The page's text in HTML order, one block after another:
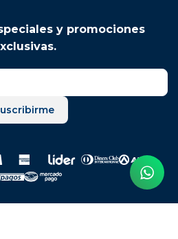
y promociones